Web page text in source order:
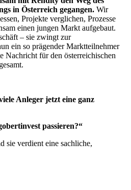
in Österreich gegangen. Wir
Projekte verglichen, Prozesse
einen jungen Markt aufgebaut.
– sie zwingt zur
ein so prägender Marktteilnehmer
Nachricht für den österreichischen
Anleger jetzt eine ganz
passieren?“
sie verdient eine sachliche,